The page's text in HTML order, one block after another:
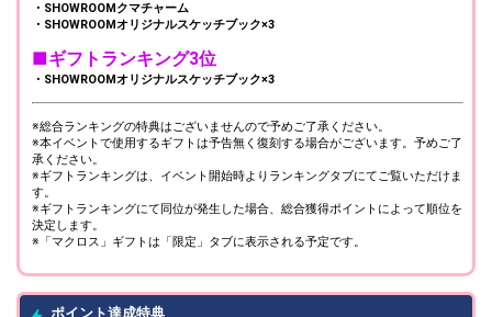
・SHOWROOMクマチャーム
・SHOWROOMオリジナルスケッチブック×3
■ギフトランキング3位
・SHOWROOMオリジナルスケッチブック×3
※総合ランキングの特典はございませんので予めご了承ください。
※本イベントで使用するギフトは予告無く復刻する場合がございます。予めご了
承ください。
※ギフトランキングは、イベント開始時よりランキングタブにてご覧いただけま
す。
※ギフトランキングにて同位が発生した場合、総合獲得ポイントによって順位を
決定します。
※「マクロス」ギフトは「限定」タブに表示される予定です。
ポイント達成特典